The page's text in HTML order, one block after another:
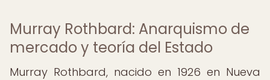
Murray Rothbard: Anarquismo de
mercado y teoría del Estado
Murray Rothbard, nacido en 1926 en Nueva